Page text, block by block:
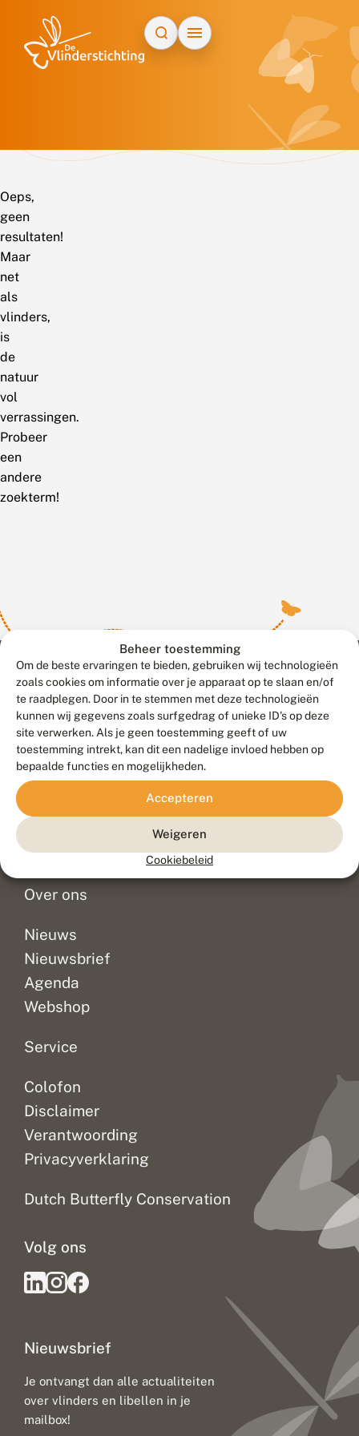
Beheer toestemming
Om de beste ervaringen te bieden, gebruiken wij technologieën
zoals cookies om informatie over je apparaat op te slaan en/of
te raadplegen. Door in te stemmen met deze technologieën
kunnen wij gegevens zoals surfgedrag of unieke ID's op deze
site verwerken. Als je geen toestemming geeft of uw
toestemming intrekt, kan dit een nadelige invloed hebben op
bepaalde functies en mogelijkheden.
Accepteren
Weigeren
Cookiebeleid
Oeps,
geen
resultaten!
Maar
net
als
vlinders,
is
de
natuur
vol
verrassingen.
Probeer
een
andere
zoekterm!
Contact
Veelgestelde vragen
Doneer
Over ons
Nieuws
Nieuwsbrief
Agenda
Webshop
Service
Colofon
Disclaimer
Verantwoording
Privacyverklaring
Dutch Butterfly Conservation
Nieuwsbrief
Je ontvangt dan alle actualiteiten
over vlinders en libellen in je
mailbox!
Volg ons
Meld waarnemingen© 2026 Vlinderstichting
Duurzaam ontwikkeld door
Go2People
, ontworpen door
Blue Field Agency
Privacy
Disclaimer
Sitemap